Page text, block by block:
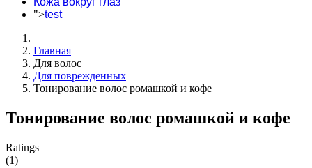
">test
Главная
Для волос
Для поврежденных
Тонирование волос ромашкой и кофе
Тонирование волос ромашкой и кофе
Ratings
(1)